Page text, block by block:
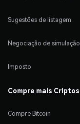
Sugestões de listagem
Negociação de simulação
Imposto
Compre mais Criptos
Compre Bitcoin